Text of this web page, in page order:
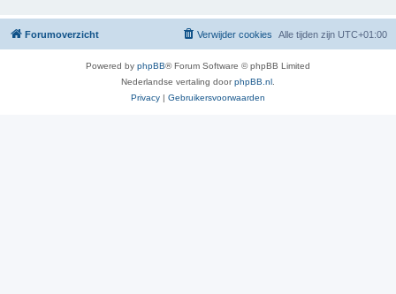
Forumoverzicht Alle tijden zijn UTC+01:00
Verwijder cookies
Powered by phpBB® Forum Software © phpBB Limited
Nederlandse vertaling doorphpBB.nl
Privacy | Gebruikersvoorwaarden